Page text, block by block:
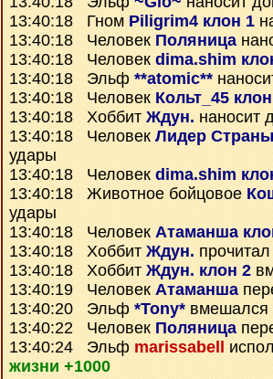
13:40:18 Гном Piligrim4 клон 1
13:40:18 Человек Поляница
13:40:18 Человек dima.shim
13:40:18 Эльф **atomic**
13:40:18 Человек Кольт_45
13:40:18 Хоббит Ждун. наносит
13:40:18 Человек Лидер
удары
13:40:18 Человек dima.shim
13:40:18 Животное бойцовое
удары
13:40:18 Человек Атаманша
13:40:18 Хоббит Ждун.
13:40:18 Хоббит Ждун. клон 2
13:40:19 Человек Атаманша
13:40:20 Эльф *Tony* вмешался
13:40:22 Человек Поляница
13:40:24 Эльф marissabell
жизни +1000